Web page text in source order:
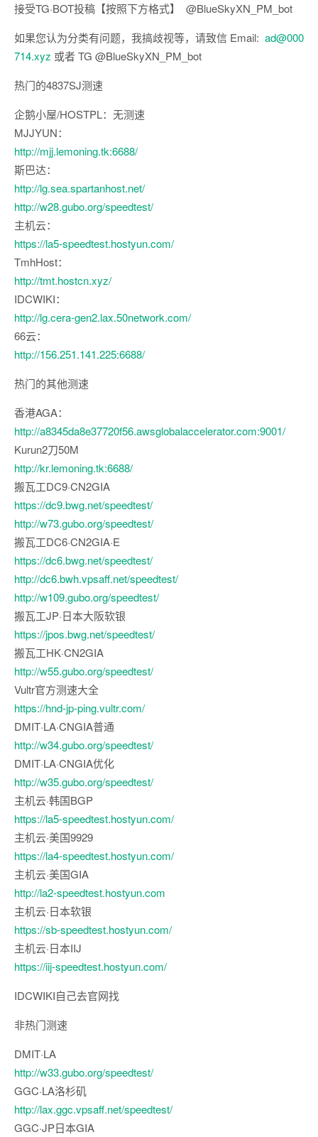
接受TG·BOT投稿【按照下方格式】 @BlueSkyXN_PM_bot
如果您认为分类有问题，我搞歧视等，请致信 Email: ad@000
714.xyz 或者 TG @BlueSkyXN_PM_bot
热门的4837SJ测速
企鹅小屋/HOSTPL：无测速
MJJYUN：
http://mjj.lemoning.tk:6688/
斯巴达：
http://lg.sea.spartanhost.net/
http://w28.gubo.org/speedtest/
主机云：
https://la5-speedtest.hostyun.com/
TmhHost：
http://tmt.hostcn.xyz/
IDCWIKI：
http://lg.cera-gen2.lax.50network.com/
66云：
http://156.251.141.225:6688/
热门的其他测速
香港AGA：
http://a8345da8e37720f56.awsglobalaccelerator.com:9001/
Kurun2刀50M
http://kr.lemoning.tk:6688/
搬瓦工DC9·CN2GIA
https://dc9.bwg.net/speedtest/
http://w73.gubo.org/speedtest/
搬瓦工DC6·CN2GIA·E
https://dc6.bwg.net/speedtest/
http://dc6.bwh.vpsaff.net/speedtest/
http://w109.gubo.org/speedtest/
搬瓦工JP·日本大阪软银
https://jpos.bwg.net/speedtest/
搬瓦工HK·CN2GIA
http://w55.gubo.org/speedtest/
Vultr官方测速大全
https://hnd-jp-ping.vultr.com/
DMIT·LA·CNGIA普通
http://w34.gubo.org/speedtest/
DMIT·LA·CNGIA优化
http://w35.gubo.org/speedtest/
主机云·韩国BGP
https://la5-speedtest.hostyun.com/
主机云·美国9929
https://la4-speedtest.hostyun.com/
主机云·美国GIA
http://la2-speedtest.hostyun.com
主机云·日本软银
https://sb-speedtest.hostyun.com/
主机云·日本IIJ
https://iij-speedtest.hostyun.com/
IDCWIKI自己去官网找
非热门测速
DMIT·LA
http://w33.gubo.org/speedtest/
GGC·LA洛杉矶
http://lax.ggc.vpsaff.net/speedtest/
GGC·JP日本GIA